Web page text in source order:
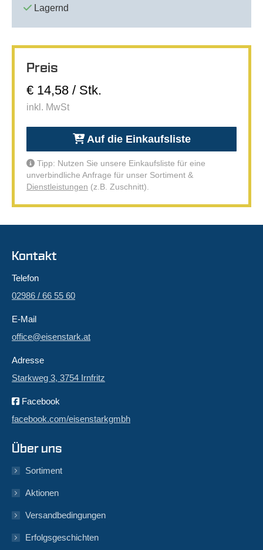
Lagernd
Preis
€ 14,58 / Stk.
inkl. MwSt
Auf die Einkaufsliste
Tipp: Nutzen Sie unsere Einkaufsliste für eine
unverbindliche Anfrage für unser Sortiment &
Dienstleistungen (z.B. Zuschnitt).
Kontakt
Telefon
02986 / 66 55 60
E-Mail
office@eisenstark.at
Adresse
Starkweg 3, 3754 Irnfritz
Facebook
facebook.com/eisenstarkgmbh
Über uns
Sortiment
Aktionen
Versandbedingungen
Erfolgsgeschichten